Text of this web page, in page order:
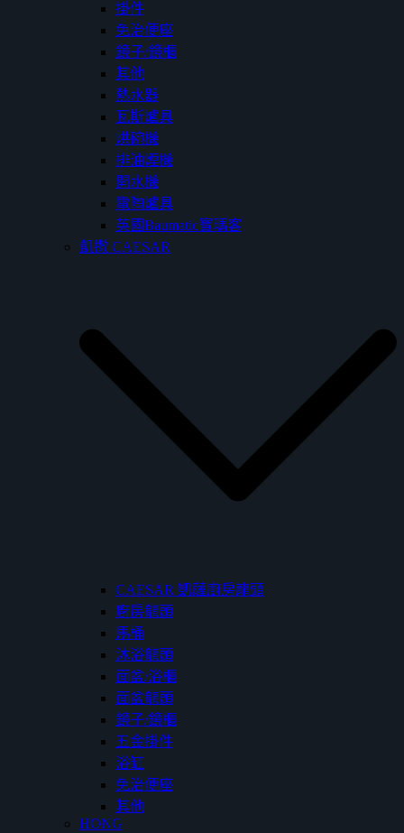
掛件
免治便座
鏡子/鏡櫃
其他
熱水器
瓦斯爐具
烘碗機
排油煙機
開水機
電陶爐具
英國Baumatic寶瑪客
凱撒 CAESAR
CAESAR 凱薩廚房龍頭
廚房龍頭
馬桶
沐浴龍頭
面盆/浴櫃
面盆龍頭
鏡子/鏡櫃
五金掛件
浴缸
免治便座
其他
HONG